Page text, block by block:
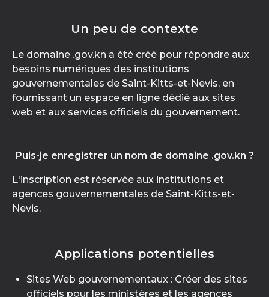
Un peu de contexte
Le domaine .gov.kn a été créé pour répondre aux
besoins numériques des institutions
gouvernementales de Saint-Kitts-et-Nevis, en
fournissant un espace en ligne dédié aux sites
web et aux services officiels du gouvernement.
Puis-je enregistrer un nom de domaine .gov.kn ?
L'inscription est réservée aux institutions et
agences gouvernementales de Saint-Kitts-et-
Nevis.
Applications potentielles
Sites Web gouvernementaux : Créer des sites
officiels pour les ministères et les agences